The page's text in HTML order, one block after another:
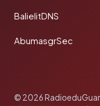
BalielitDNS
AbumasgrSec
© 2026